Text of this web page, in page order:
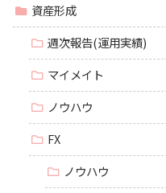
資産形成
週次報告(運用実績)
マイメイト
ノウハウ
FX
ノウハウ